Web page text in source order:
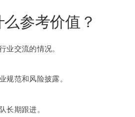
参考价值？
业交流的情况。
规范和风险披露。
长期跟进。